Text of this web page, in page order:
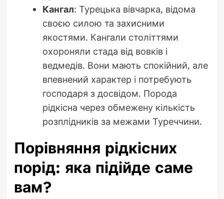
Кангал: Турецька вівчарка, відома
своєю силою та захисними
якостями. Кангали століттями
охороняли стада від вовків і
ведмедів. Вони мають спокійний, але
впевнений характер і потребують
господаря з досвідом. Порода
рідкісна через обмежену кількість
розплідників за межами Туреччини.
Порівняння рідкісних
порід: яка підійде саме
вам?